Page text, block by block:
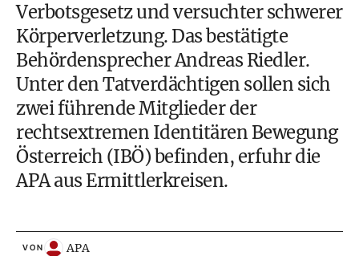
Verbotsgesetz und versuchter schwerer
Körperverletzung. Das bestätigte
Behördensprecher Andreas Riedler.
Unter den Tatverdächtigen sollen sich
zwei führende Mitglieder der
rechtsextremen Identitären Bewegung
Österreich (IBÖ) befinden, erfuhr die
APA aus Ermittlerkreisen.
VON APA